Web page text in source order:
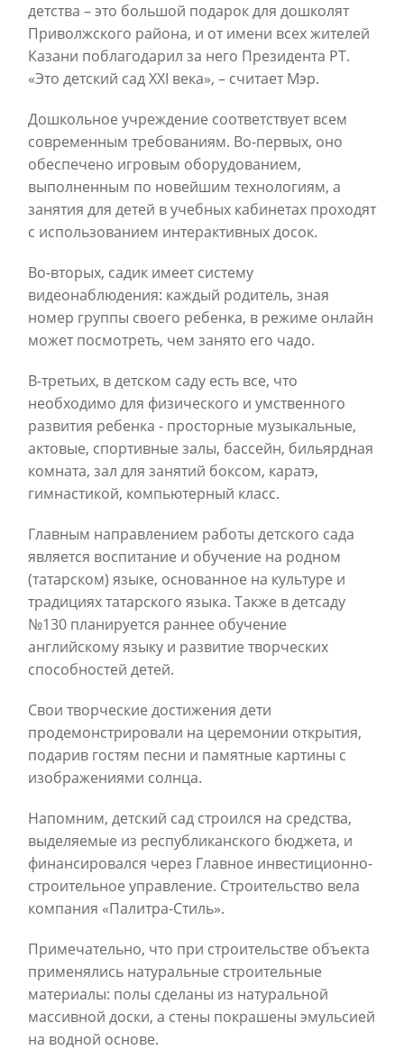
детства – это большой подарок для дошколят
Приволжского района, и от имени всех жителей
Казани поблагодарил за него Президента РТ.
«Это детский сад XXI века», – считает Мэр.
Дошкольное учреждение соответствует всем
современным требованиям. Во-первых, оно
обеспечено игровым оборудованием,
выполненным по новейшим технологиям, а
занятия для детей в учебных кабинетах проходят
с использованием интерактивных досок.
Во-вторых, садик имеет систему
видеонаблюдения: каждый родитель, зная
номер группы своего ребенка, в режиме онлайн
может посмотреть, чем занято его чадо.
В-третьих, в детском саду есть все, что
необходимо для физического и умственного
развития ребенка - просторные музыкальные,
актовые, спортивные залы, бассейн, бильярдная
комната, зал для занятий боксом, каратэ,
гимнастикой, компьютерный класс.
Главным направлением работы детского сада
является воспитание и обучение на родном
(татарском) языке, основанное на культуре и
традициях татарского языка. Также в детсаду
№130 планируется раннее обучение
английскому языку и развитие творческих
способностей детей.
Свои творческие достижения дети
продемонстрировали на церемонии открытия,
подарив гостям песни и памятные картины с
изображениями солнца.
Напомним, детский сад строился на средства,
выделяемые из республиканского бюджета, и
финансировался через Главное инвестиционно-
строительное управление. Строительство вела
компания «Палитра-Стиль».
Примечательно, что при строительстве объекта
применялись натуральные строительные
материалы: полы сделаны из натуральной
массивной доски, а стены покрашены эмульсией
на водной основе.